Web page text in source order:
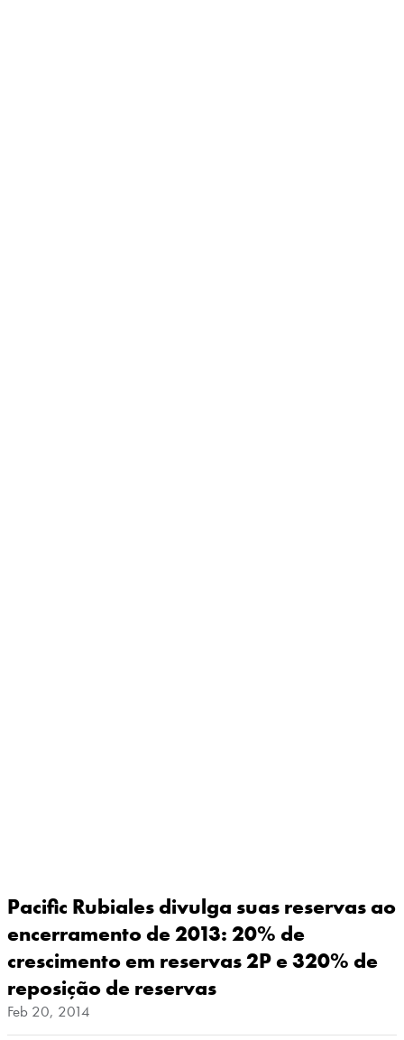
Pacific Rubiales divulga suas reservas ao
encerramento de 2013: 20% de
crescimento em reservas 2P e 320% de
reposição de reservas
Feb 20, 2014